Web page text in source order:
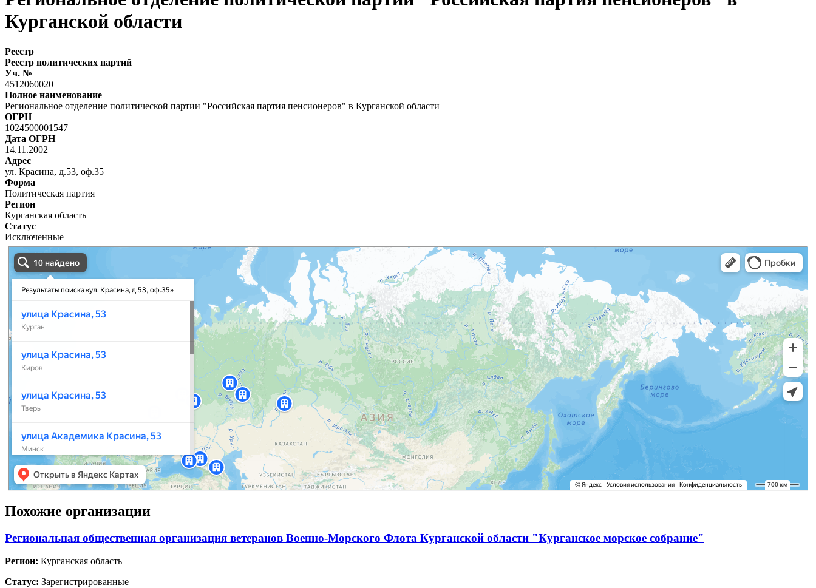
Курганской области
Реестр
Реестр политических партий
Уч. №
4512060020
Полное наименование
Региональное отделение политической партии "Российская партия пенсионеров" в Курганской области
ОГРН
1024500001547
Дата ОГРН
14.11.2002
Адрес
ул. Красина, д.53, оф.35
Форма
Политическая партия
Регион
Курганская область
Статус
Исключенные
Похожие организации
Региональная общественная организация ветеранов Военно-Морского Флота Курганской области "Курганское морское собрание"
Регион: Курганская область
Статус: Зарегистрированные